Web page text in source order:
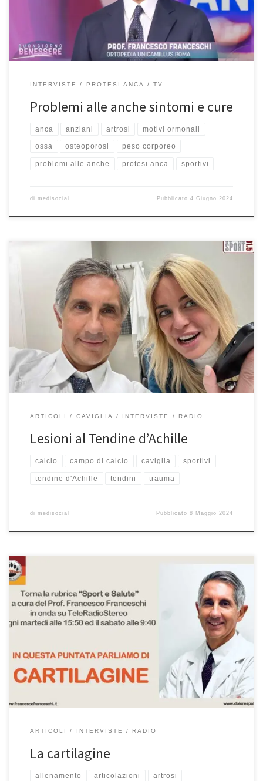
dell’età le nostre ossa diventano molto più fragili, iniziano a
crearci dei problemi […]
INTERVISTE PROTESI ANCA TV
Problemi alle anche sintomi e cure
anca anziani artrosi motivi ormonali
ossa osteoporosi peso corporeo
problemi alle anche protesi anca sportivi
di medisocial Pubblicato4 Giugno 2024
Lesioni al Tendine d’Achille. Intervista al Prof. Francesco Franceschi
durante la rubrica “Salute e Sport” con Marzia Caltagirone in onda
su CentroSuonoSport ogni martedì alle 22:00. Potete riascoltare
qui la puntata del 30 aprile 2024. Buon ascolto! Allora Prof io so
che tu oggi volevi parlare di tendini e proprio […]
ARTICOLI CAVIGLIA INTERVISTE RADIO
Lesioni al Tendine d’Achille
calcio campo di calcio caviglia sportivi
tendine d'Achille tendini trauma
di medisocial Pubblicato8 Maggio 2024
La cartilagine – Intervista al Prof. Francesco Franceschi ortopedico a
Roma durante la rubrica “Sport e Salute” del 3/2/2024 in onda su
Telereadiostereo. Se avete perso l’intervista, riascoltatela qui.
Buon Ascolto! Eccoci con la rubrica “Sport e Salute” Ricordo tutti i
martedì alle 15:50 ed il sabato, quindi ora, alle […]
ARTICOLI INTERVISTE RADIO
La cartilagine
allenamento articolazioni artrosi